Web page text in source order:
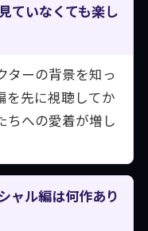
ていなくても楽し
ターの背景を知っ
を先に視聴してか
ちへの愛着が増し
ャル編は何作あり